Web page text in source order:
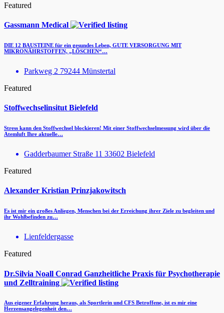
Featured
Gassmann Medical
DIE 12 BAUSTEINE für ein gesundes Leben, GUTE VERSORGUNG MIT
MIKRONÄHRSTOFFEN, „LÖSCHEN“…
Parkweg 2 79244 Münstertal
Featured
Stoffwechselinsitut Bielefeld
Stress kann den Stoffwechsel blockieren! Mit einer Stoffwechselmessung wird über die
Atemluft Ihre aktuelle…
Gadderbaumer Straße 11 33602 Bielefeld
Featured
Alexander Kristian Prinzjakowitsch
Es ist mir ein großes Anliegen, Menschen bei der Erreichung ihrer Ziele zu begleiten und
ihr Wohlbefinden zu…
Lienfeldergasse
Featured
Dr.Silvia Noall Conrad Ganzheitliche Praxis für Psychotherapie
und Zelltraining
Aus eigener Erfahrung heraus, als Sportlerin und CFS Betroffene, ist es mir eine
Herzensangelegenheit den…